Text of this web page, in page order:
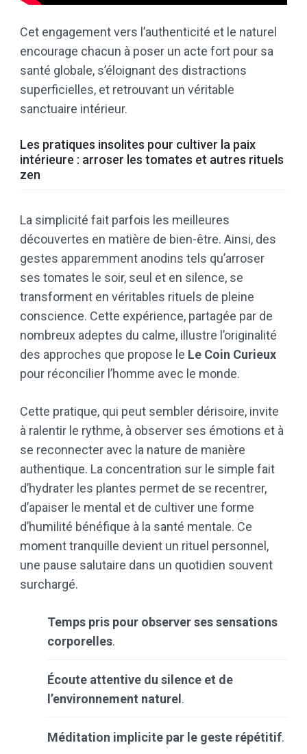
Cet engagement vers l’authenticité et le naturel
encourage chacun à poser un acte fort pour sa
santé globale, s’éloignant des distractions
superficielles, et retrouvant un véritable
sanctuaire intérieur.
Les pratiques insolites pour cultiver la paix
intérieure : arroser les tomates et autres rituels
zen
La simplicité fait parfois les meilleures
découvertes en matière de bien-être. Ainsi, des
gestes apparemment anodins tels qu’arroser
ses tomates le soir, seul et en silence, se
transforment en véritables rituels de pleine
conscience. Cette expérience, partagée par de
nombreux adeptes du calme, illustre l’originalité
des approches que propose le Le Coin Curieux
pour réconcilier l’homme avec le monde.
Cette pratique, qui peut sembler dérisoire, invite
à ralentir le rythme, à observer ses émotions et à
se reconnecter avec la nature de manière
authentique. La concentration sur le simple fait
d’hydrater les plantes permet de se recentrer,
d’apaiser le mental et de cultiver une forme
d’humilité bénéfique à la santé mentale. Ce
moment tranquille devient un rituel personnel,
une pause salutaire dans un quotidien souvent
surchargé.
Temps pris pour observer ses sensations
corporelles.
Écoute attentive du silence et de
l’environnement naturel .
Méditation implicite par le geste répétitif.